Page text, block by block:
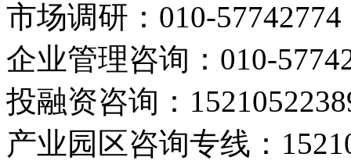
市场调研： 010-57742774
企业管理咨询： 010-
投融资咨询：
产业园区咨询专线：